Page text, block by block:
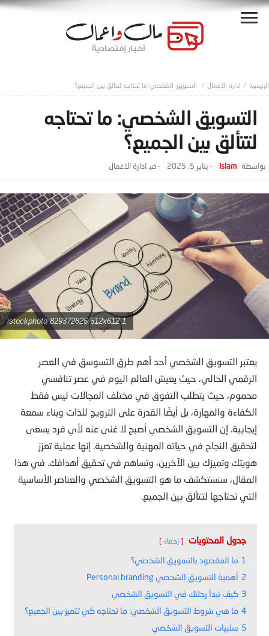
ادارة الاعمال التسويق الشخصي: ما تحتاجه لتتألق بين الجميع؟
التسويق الشخصي: ما تحتاجه
لتتألق بين الجميع؟
Islam
- يناير 5, 2025 - ‎في ادارة الاعمال
istockphoto 829372826 612x612 1
يعتبر التسويق الشخصي أحد أهم طرق التسوسق في العصر
الرقمي الحالي، حيث يعيش العالم اليوم في عصر تنافسي
محموم، حيث يتطلب التفوق في مختلف المجالات ليس فقط
الكفاءة والمهارة، بل أيضًا القدرة على الترويج للذات وبناء سمعة
إيجابية. إن التسويق الشخصي أصبح لا غنى عنه لأي فرد يسعى
لتحقيق النجاح في حياته المهنية والشخصية. إنها عملية تعزز
هويتك وتميزك بين الآخرين، وتساهم في تحقيق أهدافك. في هذا
المقال، سنستكشف ما هو التسويق الشخصي والعناصر الأساسية
التي تحتاجها لتتألق بين الجميع.
جدول المحتويات إخفاء
1 ما المقصود بالتسويق الشخصي؟
2 أهمية التسويق الشخصي Personal branding
3 كيف تبدأ رحلتك في التسويق الشخصي
4 ما هي شروط التسويق الشخصي: ما تحتاجه كي تتميز بين الجميع؟
5 سلبيات التسويق الشخصي